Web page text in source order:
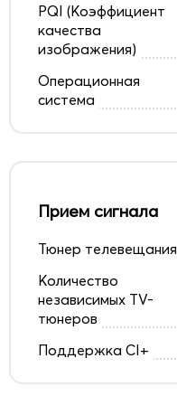
PQI (Коэффициент
качества
изображения)
Операционная
система
Прием сигнала
Тюнер телевещания
Количество
независимых TV-
тюнеров
Поддержка CI+